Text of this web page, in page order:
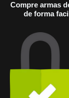
Compre armas
de forma